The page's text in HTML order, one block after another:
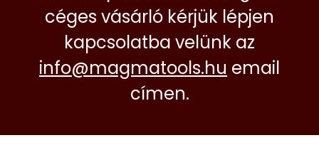
céges vásárló kérjük lépjen
kapcsolatba velünk az
info@magmatools.hu email
címen.